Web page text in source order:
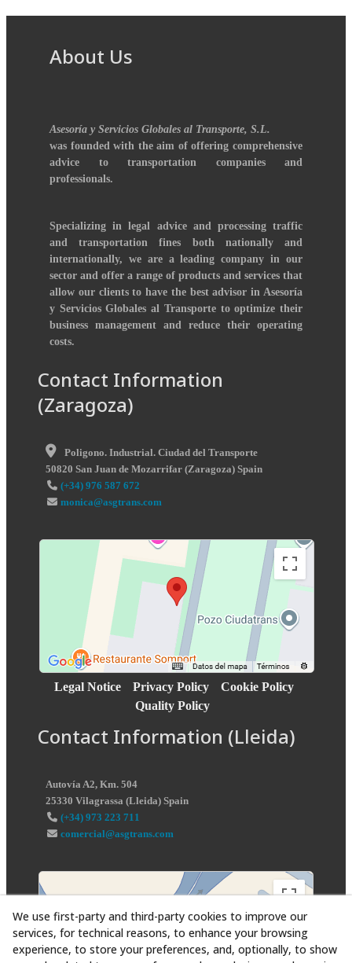
About Us
Asesoría y Servicios Globales al Transporte, S.L.
was founded with the aim of offering comprehensive
advice to transportation companies and
professionals.
Specializing in legal advice and processing traffic
and transportation fines both nationally and
internationally, we are a leading company in our
sector and offer a range of products and services that
allow our clients to have the best advisor in Asesoría
y Servicios Globales al Transporte to optimize their
business management and reduce their operating
costs.
Contact Information
(Zaragoza)
Poligono. Industrial. Ciudad del Transporte
50820 San Juan de Mozarrifar (Zaragoza) Spain
(+34) 976 587 672
monica@asgtrans.com
Legal Notice Privacy Policy
Cookie Policy
Quality Policy
Contact Information (Lleida)
Autovía A2, Km. 504
25330 Vilagrassa (Lleida) Spain
(+34) 973 223 711
comercial@asgtrans.com
We use first-party and third-party cookies to improve our
services, for technical reasons, to enhance your browsing
experience, to store your preferences, and, optionally, to show